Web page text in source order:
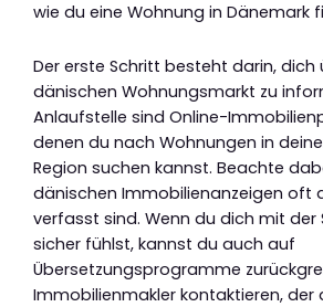
wie du eine Wohnung in Dänemark
Der erste Schritt besteht darin, dich
dänischen Wohnungsmarkt zu
Anlaufstelle sind Online-
denen du nach Wohnungen in
Region suchen kannst. Beachte
dänischen Immobilienanzeigen oft
verfasst sind. Wenn du dich mit der
sicher fühlst, kannst du auch auf
Übersetzungsprogramme
Immobilienmakler kontaktieren, der